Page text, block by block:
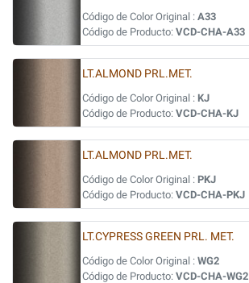
Código de Color Original : A33
Código de Producto: VCD-CHA-A33
LT.ALMOND PRL.MET.
Código de Color Original : KJ
Código de Producto: VCD-CHA-KJ
LT.ALMOND PRL.MET.
Código de Color Original : PKJ
Código de Producto: VCD-CHA-PKJ
LT.CYPRESS GREEN PRL. MET.
Código de Color Original : WG2
Código de Producto: VCD-CHA-WG2